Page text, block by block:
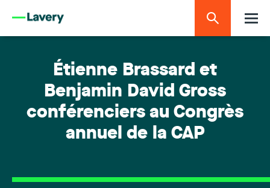
Étienne Brassard et
Benjamin David Gross
conférenciers au Congrès
annuel de la CAP